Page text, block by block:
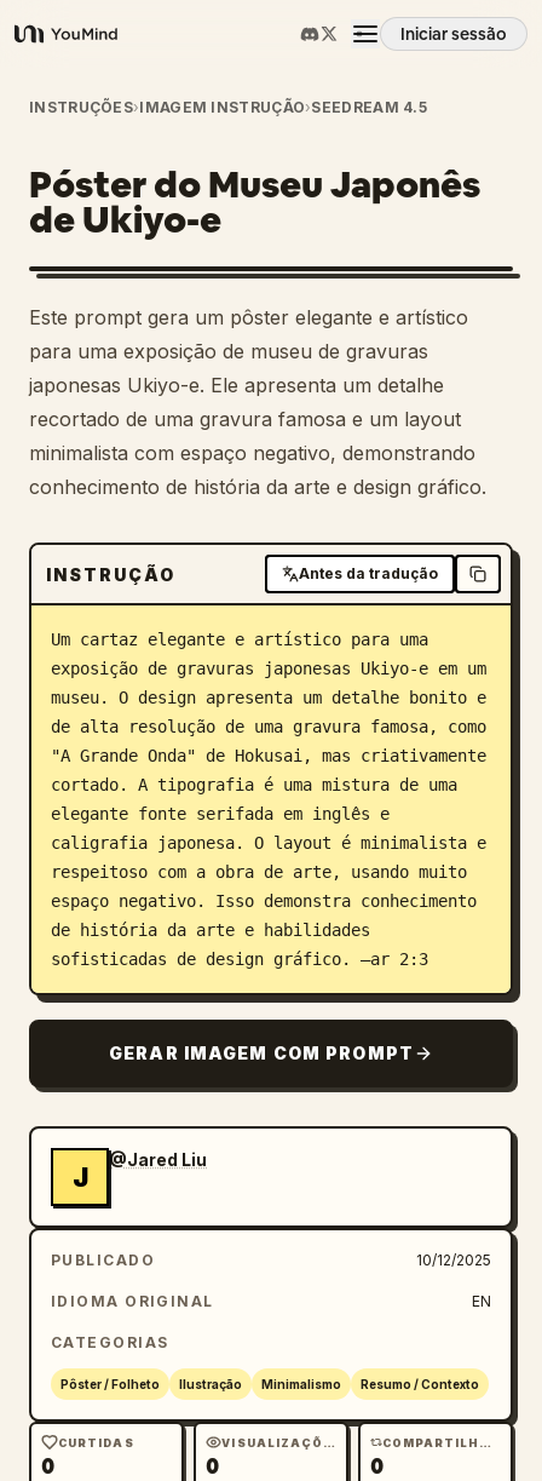
YouMind
Iniciar sessão
Visão geral
Casos de uso
Habilidades
Prompts
Preços
Transferir
Blogue
Atualizações
INSTRUÇÕES›IMAGEM INSTRUÇÃO›SEEDREAM 4.5
Póster do Museu Japonês
de Ukiyo-e
Este prompt gera um pôster elegante e artístico
para uma exposição de museu de gravuras
japonesas Ukiyo-e. Ele apresenta um detalhe
recortado de uma gravura famosa e um layout
minimalista com espaço negativo, demonstrando
conhecimento de história da arte e design gráfico.
INSTRUÇÃO Antes da tradução
Um cartaz elegante e artístico para uma
exposição de gravuras japonesas Ukiyo-e em um
museu. O design apresenta um detalhe bonito e
de alta resolução de uma gravura famosa, como
"A Grande Onda" de Hokusai, mas criativamente
cortado. A tipografia é uma mistura de uma
elegante fonte serifada em inglês e
caligrafia japonesa. O layout é minimalista e
respeitoso com a obra de arte, usando muito
espaço negativo. Isso demonstra conhecimento
de história da arte e habilidades
sofisticadas de design gráfico. –ar 2:3
GERAR IMAGEM COM PROMPT
J
@Jared Liu
PUBLICADO 10/12/2025
IDIOMA ORIGINAL EN
CATEGORIAS
Pôster / Folheto Ilustração Minimalismo Resumo / Contexto
CURTIDAS
0
VISUALIZAÇÕES
0
COMPARTILHAMENTOS
0